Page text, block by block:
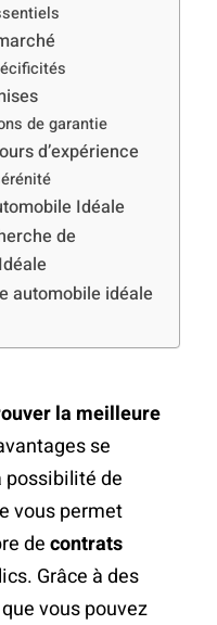
de garantie
d’expérience
Idéale
de
automobile idéale
la meilleure
se
possibilité de
vous permet
decontrats
Grâce à des
vous pouvez